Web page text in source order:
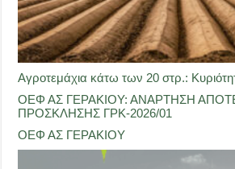
Αγροτεμάχια κάτω των 20 στρ.:
ΟΕΦ ΑΣ ΓΕΡΑΚΙΟΥ: ΑΝΑΡΤΗΣΗ
ΠΡΟΣΚΛΗΣΗΣ ΓΡΚ-2026/01
ΟΕΦ ΑΣ ΓΕΡΑΚΙΟΥ